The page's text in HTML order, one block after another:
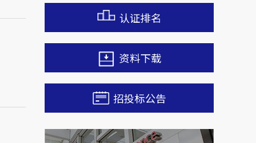
认证排名
资料下载
招投标公告